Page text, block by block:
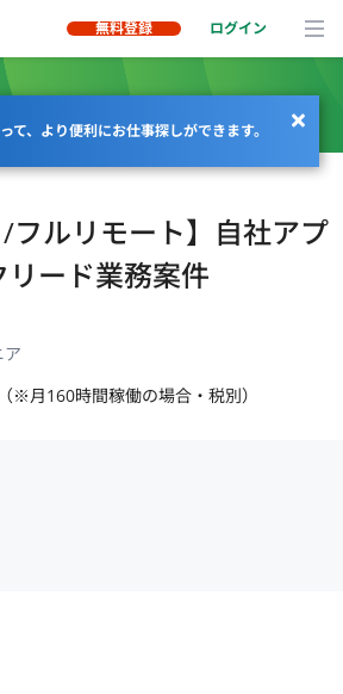
無料登録 ログイン
て、より便利にお仕事探しができます。
/フルリモート】自社アプ
リード業務案件
ア
※月160時間稼働の場合・税別）